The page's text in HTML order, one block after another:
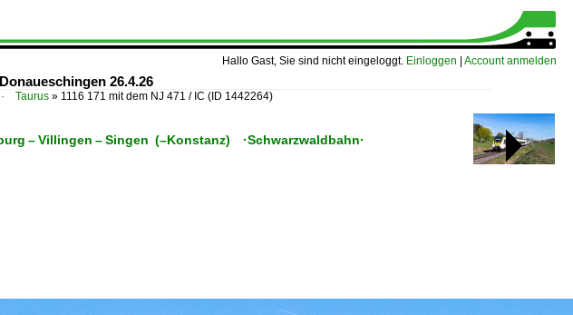
Hallo Gast, Sie sind nicht eingeloggt. Einloggen Account anmelden
26.4.26
Taurus » 1116 171 mit dem NJ 471 / IC (ID 1442264)
– Villingen – Singen (–Konstanz) ·Schwarzwaldbahn·